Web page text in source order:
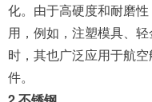
化。由于高硬度和耐磨
用，例如，注塑模具、
时，其也广泛应用于航
件。